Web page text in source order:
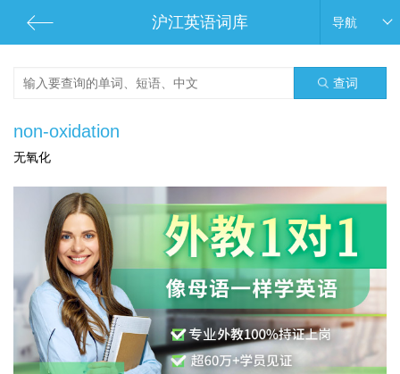
沪江英语词库 导航
查词
non-oxidation
无氧化